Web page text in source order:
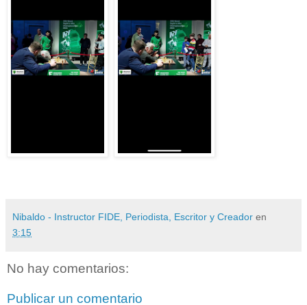
Nibaldo - Instructor FIDE, Periodista, Escritor y Creador en
3:15
No hay comentarios:
Publicar un comentario